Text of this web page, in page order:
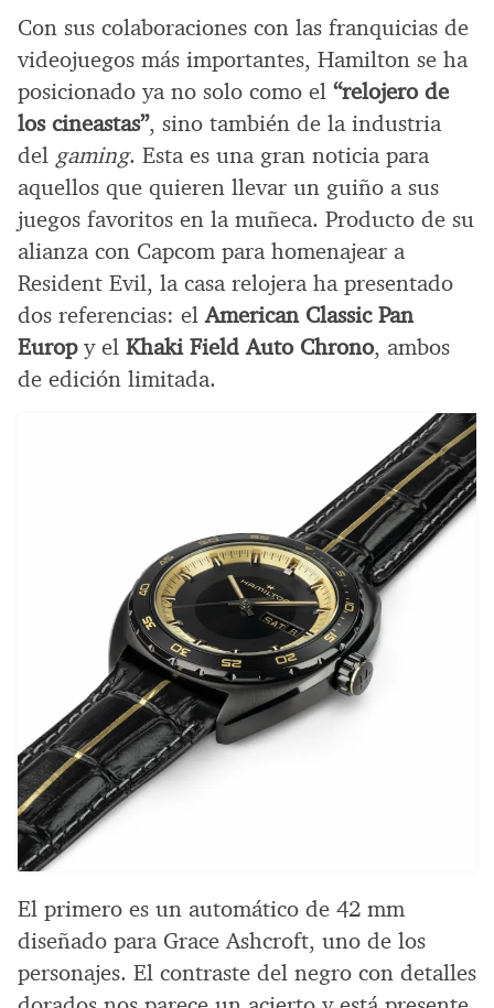
Con sus colaboraciones con las franquicias de
videojuegos más importantes, Hamilton se ha
posicionado ya no solo como el “relojero de
los cineastas”, sino también de la industria
del gaming. Esta es una gran noticia para
aquellos que quieren llevar un guiño a sus
juegos favoritos en la muñeca. Producto de su
alianza con Capcom para homenajear a
Resident Evil, la casa relojera ha presentado
dos referencias: elAmerican Classic Pan
Europy el Khaki Field Auto Chrono, ambos
de edición limitada.
El primero es un automático de 42 mm
diseñado para Grace Ashcroft, uno de los
personajes. El contraste del negro con detalles